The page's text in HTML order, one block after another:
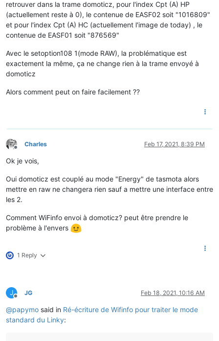
retrouver dans la trame domoticz, pour l'index Cpt (A) HP
(actuellement reste à 0), le contenue de EASF02 soit "1016809"
et pour l'index Cpt (A) HC (actuellement l'image de today) , le
contenue de EASF01 soit "876569"
Avec le setoption108 1(mode RAW), la problématique est
exactement la même, ça ne change rien à la trame envoyé à
domoticz
Alors comment peut on faire facilement ??
Offline
Charles Feb 17, 2021, 8:39 PM
Ok je vois,
Oui domoticz est couplé au mode "Energy" de tasmota alors
mettre en raw ne changera rien sauf a mettre une interface entre
les 2.
Comment WiFinfo envoi à domoticz? peut être prendre le
problème à l'envers
1 Reply
J
Offline
JG Feb 18, 2021, 10:16 AM
@papymo said in Ré-écriture de Wifinfo pour traiter le mode
standard du Linky: